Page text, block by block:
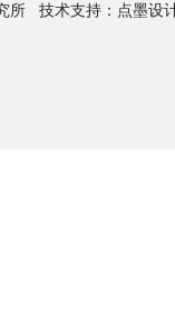
所 技术支持：点墨设